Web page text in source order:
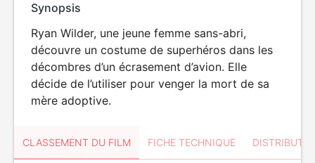
Synopsis
Ryan Wilder, une jeune femme sans-abri,
découvre un costume de superhéros dans les
décombres d’un écrasement d’avion. Elle
décide de l’utiliser pour venger la mort de sa
mère adoptive.
CLASSEMENT DU FILM FICHE TECHNIQUE